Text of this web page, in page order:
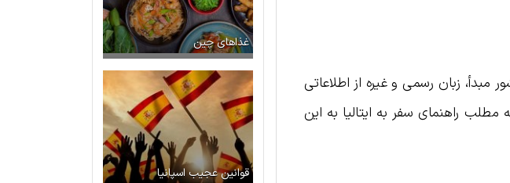
مبدأ، زبان رسمی و غیره از اطلاعاتی
راهنمای سفر به ایتالیا به این
غذاهای چین
قوانین عجیب اسپانیا